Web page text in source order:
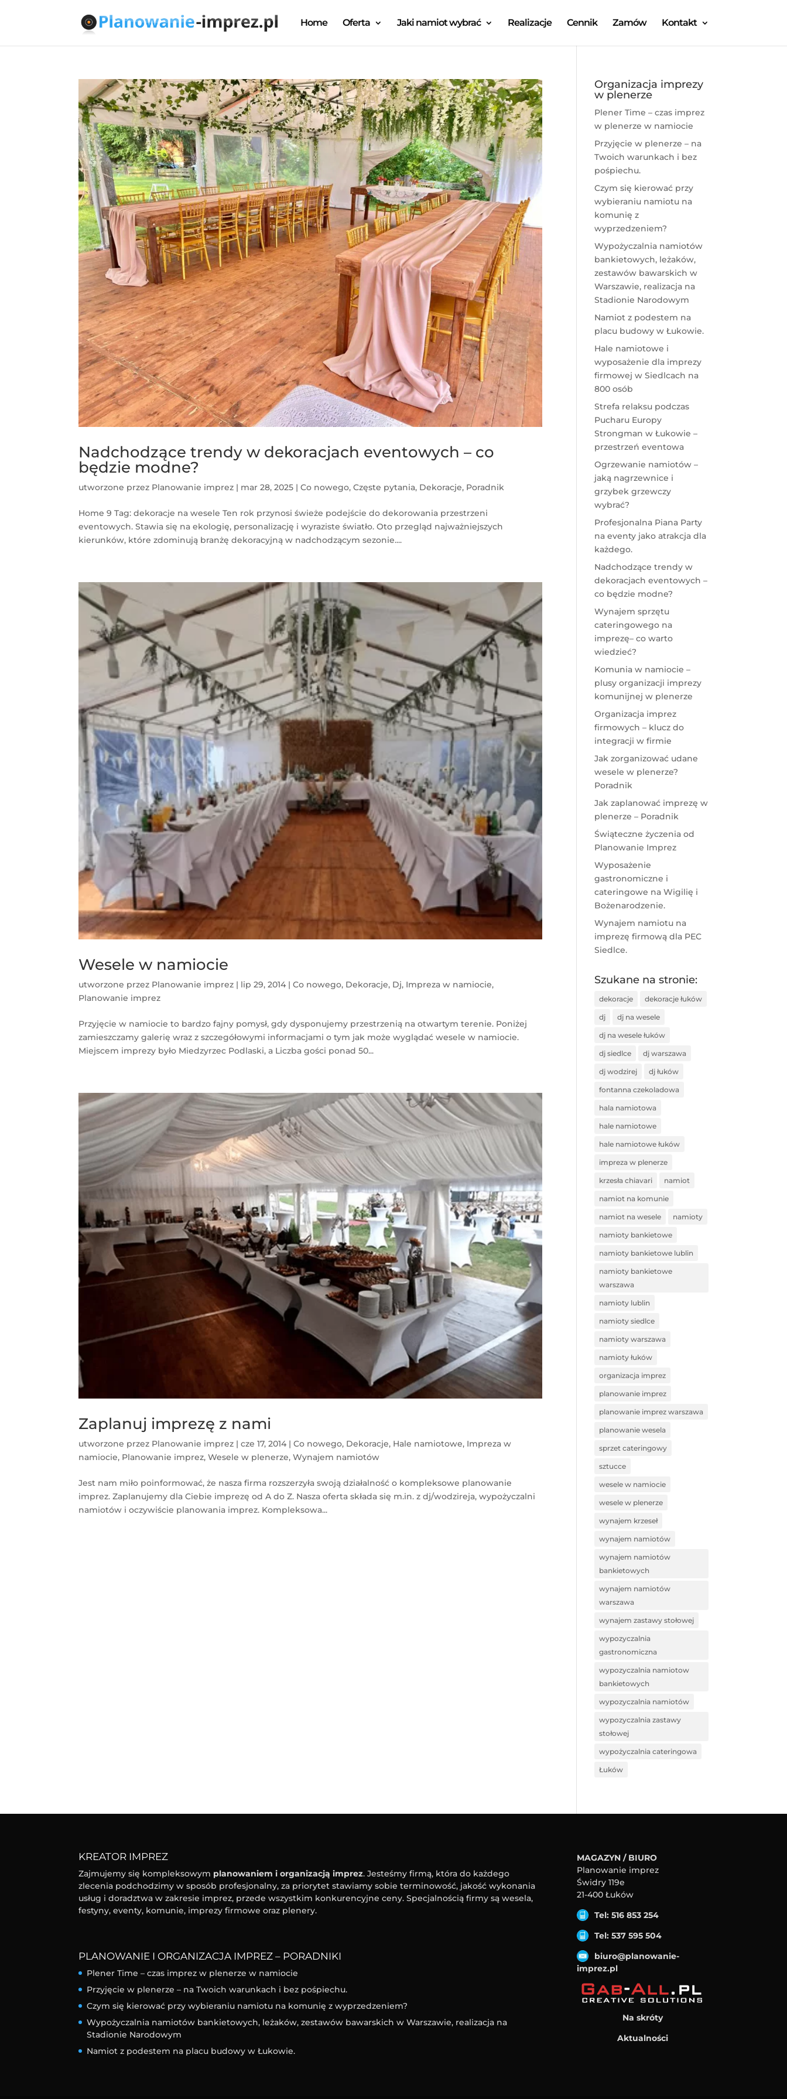
Home Oferta Jaki namiot wybrać Realizacje Cennik Zamów Kontakt
Nadchodzące trendy w dekoracjach eventowych – co
będzie modne?
utworzone przez Planowanie imprez | mar 28, 2025 |Co nowego,Częste pytania, Dekoracje, Poradnik
Home 9 Tag: dekoracje na wesele Ten rok przynosi świeże podejście do dekorowania przestrzeni
eventowych. Stawia się na ekologię, personalizację i wyraziste światło. Oto przegląd najważniejszych
kierunków, które zdominują branżę dekoracyjną w nadchodzącym sezonie....
Wesele w namiocie
utworzone przez Planowanie imprez | lip 29, 2014 |Co nowego, Dekoracje, Dj, Impreza w namiocie,
Planowanie imprez
Przyjęcie w namiocie to bardzo fajny pomysł, gdy dysponujemy przestrzenią na otwartym terenie. Poniżej
zamieszczamy galerię wraz z szczegółowymi informacjami o tym jak może wyglądać wesele w namiocie.
Miejscem imprezy było Miedzyrzec Podlaski, a Liczba gości ponad 50...
Zaplanuj imprezę z nami
utworzone przez Planowanie imprez |cze 17, 2014 |Co nowego, Dekoracje, Hale namiotowe, Impreza w
namiocie, Planowanie imprez,Wesele w plenerze,Wynajem namiotów
Jest nam miło poinformować, że nasza firma rozszerzyła swoją działalność o kompleksowe planowanie
imprez. Zaplanujemy dla Ciebie imprezę od A do Z. Nasza oferta składa się m.in. z dj/wodzireja, wypożyczalni
namiotów i oczywiście planowania imprez. Kompleksowa...
Organizacja imprezy
w plenerze
Plener Time – czas imprez
w plenerze w namiocie
Przyjęcie w plenerze – na
Twoich warunkach i bez
pośpiechu.
Czym się kierować przy
wybieraniu namiotu na
komunię z
wyprzedzeniem?
Wypożyczalnia namiotów
bankietowych, leżaków,
zestawów bawarskich w
Warszawie, realizacja na
Stadionie Narodowym
Namiot z podestem na
placu budowy w Łukowie.
Hale namiotowe i
wyposażenie dla imprezy
firmowej w Siedlcach na
800 osób
Strefa relaksu podczas
Pucharu Europy
Strongman w Łukowie –
przestrzeń eventowa
Ogrzewanie namiotów –
jaką nagrzewnice i
grzybek grzewczy
wybrać?
Profesjonalna Piana Party
na eventy jako atrakcja dla
każdego.
Nadchodzące trendy w
dekoracjach eventowych –
co będzie modne?
Wynajem sprzętu
cateringowego na
imprezę– co warto
wiedzieć?
Komunia w namiocie –
plusy organizacji imprezy
komunijnej w plenerze
Organizacja imprez
firmowych – klucz do
integracji w firmie
Jak zorganizować udane
wesele w plenerze?
Poradnik
Jak zaplanować imprezę w
plenerze – Poradnik
Świąteczne życzenia od
Planowanie Imprez
Wyposażenie
gastronomiczne i
cateringowe na Wigilię i
Bożenarodzenie.
Wynajem namiotu na
imprezę firmową dla PEC
Siedlce.
Szukane na stronie:
dekoracje dekoracje łuków
dj dj na wesele
dj na wesele łuków
dj siedlce dj warszawa
dj wodzirej dj łuków
fontanna czekoladowa
hala namiotowa
hale namiotowe
hale namiotowe łuków
impreza w plenerze
krzesła chiavari namiot
namiot na komunie
namiot na wesele namioty
namioty bankietowe
namioty bankietowe lublin
namioty bankietowe
warszawa
namioty lublin
namioty siedlce
namioty warszawa
namioty łuków
organizacja imprez
planowanie imprez
planowanie imprez warszawa
planowanie wesela
sprzet cateringowy
sztucce
wesele w namiocie
wesele w plenerze
wynajem krzeseł
wynajem namiotów
wynajem namiotów
bankietowych
wynajem namiotów
warszawa
wynajem zastawy stołowej
wypozyczalnia
gastronomiczna
wypozyczalnia namiotow
bankietowych
wypozyczalnia namiotów
wypozyczalnia zastawy
stołowej
wypożyczalnia cateringowa
Łuków
KREATOR IMPREZ
Zajmujemy się kompleksowym planowaniem i organizacją imprez. Jesteśmy firmą, która do każdego
zlecenia podchodzimy w sposób profesjonalny, za priorytet stawiamy sobie terminowość, jakość wykonania
usług i doradztwa w zakresie imprez, przede wszystkim konkurencyjne ceny. Specjalnością firmy są wesela,
festyny, eventy, komunie, imprezy firmowe oraz plenery.
PLANOWANIE I ORGANIZACJA IMPREZ – PORADNIKI
Plener Time – czas imprez w plenerze w namiocie
Przyjęcie w plenerze – na Twoich warunkach i bez pośpiechu.
Czym się kierować przy wybieraniu namiotu na komunię z wyprzedzeniem?
Wypożyczalnia namiotów bankietowych, leżaków, zestawów bawarskich w Warszawie, realizacja na
Stadionie Narodowym
Namiot z podestem na placu budowy w Łukowie.
MAGAZYN / BIURO
Planowanie imprez
Świdry 119e
21-400 Łuków
Tel: 516 853 254
Tel: 537 595 504
biuro@planowanie-
imprez.pl
Na skróty
Aktualności